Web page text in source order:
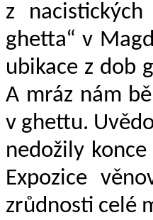
z
ghetta“ v
ubikace z dob
A mráz nám
v ghettu.
nedožily
Expozice
zrůdnosti celé